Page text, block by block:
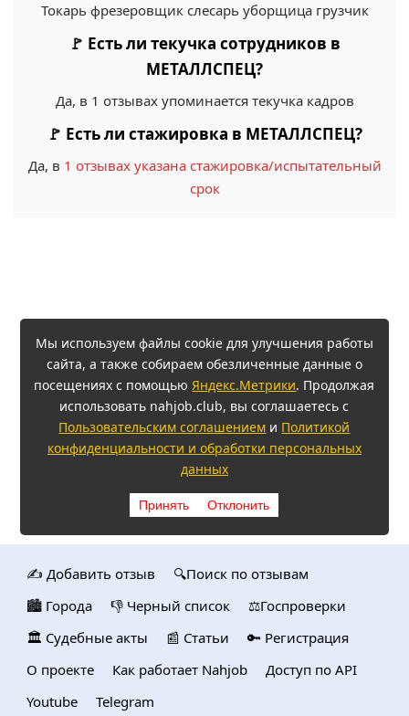
Токарь фрезеровщик слесарь уборщица грузчик
🚩 Есть ли текучка сотрудников в
МЕТАЛЛСПЕЦ?
Да, в 1 отзывах упоминается текучка кадров
🚩 Есть ли стажировка в МЕТАЛЛСПЕЦ?
Да, в 1 отзывах указана стажировка/испытательный
срок
Мы используем файлы cookie для улучшения работы
сайта, а также собираем обезличенные данные о
посещениях с помощьюЯндекс.Метрики. Продолжая
использовать nahjob.club, вы соглашаетесь с
Пользовательским соглашением и Политикой
конфиденциальности и обработки персональных
данных
Принять Отклонить
✍️ Добавить отзыв
🔍Поиск по отзывам
🏙️ Городa
👎 Черный список
⚖️Госпроверки
🏛️ Судебные акты
📰 Статьи
🔑 Регистрация
О проекте
Как работает Nahjob
Доступ по API
Youtube
Telegram